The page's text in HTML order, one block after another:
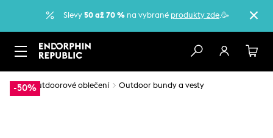
Slevy 50 až 70 % na vybrané produkty zde.🥳
-50%
… Outdoorové oblečení Outdoor bundy a vesty